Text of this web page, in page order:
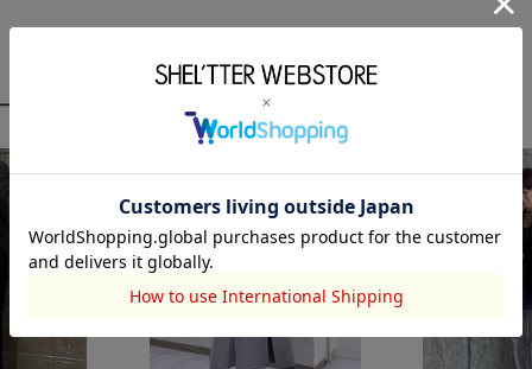
ィネート